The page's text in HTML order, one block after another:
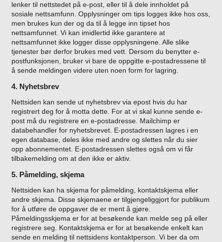
lenker til nettstedet på e-post, eller til å dele innholdet på
sosiale nettsamfunn. Opplysninger om tips logges ikke hos oss,
men brukes kun der og da til å legge inn tipset hos
nettsamfunnet. Vi kan imidlertid ikke garantere at
nettsamfunnet ikke logger disse opplysningene. Alle slike
tjenester bør derfor brukes med vett. Dersom du benytter e-
postfunksjonen, bruker vi bare de oppgitte e-postadressene til
å sende meldingen videre uten noen form for lagring.
4. Nyhetsbrev
Nettsiden kan sende ut nyhetsbrev via epost hvis du har
registrert deg for å motta dette. For at vi skal kunne sende e-
post må du registrere en e-postadresse. Mailchimp er
databehandler for nyhetsbrevet. E-postadressen lagres i en
egen database, deles ikke med andre og slettes når du sier
opp abonnementet. E-postadressen slettes også om vi får
tilbakemelding om at den ikke er aktiv.
5. Påmelding, skjema
Nettsiden kan ha skjema for påmelding, kontaktskjema eller
andre skjema. Disse skjemaene er tilgjengeliggjort for publikum
for å utføre de oppgaver de er ment å gjøre.
Påmeldingsskjema er for at besøkende kan melde seg på eller
registrere seg. Kontaktskjema er for at besøkende enkelt kan
sende en melding til nettsidens kontaktperson. Vi ber da om